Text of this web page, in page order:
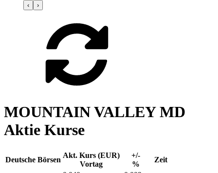
‹ ›
MOUNTAIN VALLEY MD
Aktie Kurse
Deutsche Börsen
Akt. Kurs (EUR)
Vortag
+/-
%
Zeit